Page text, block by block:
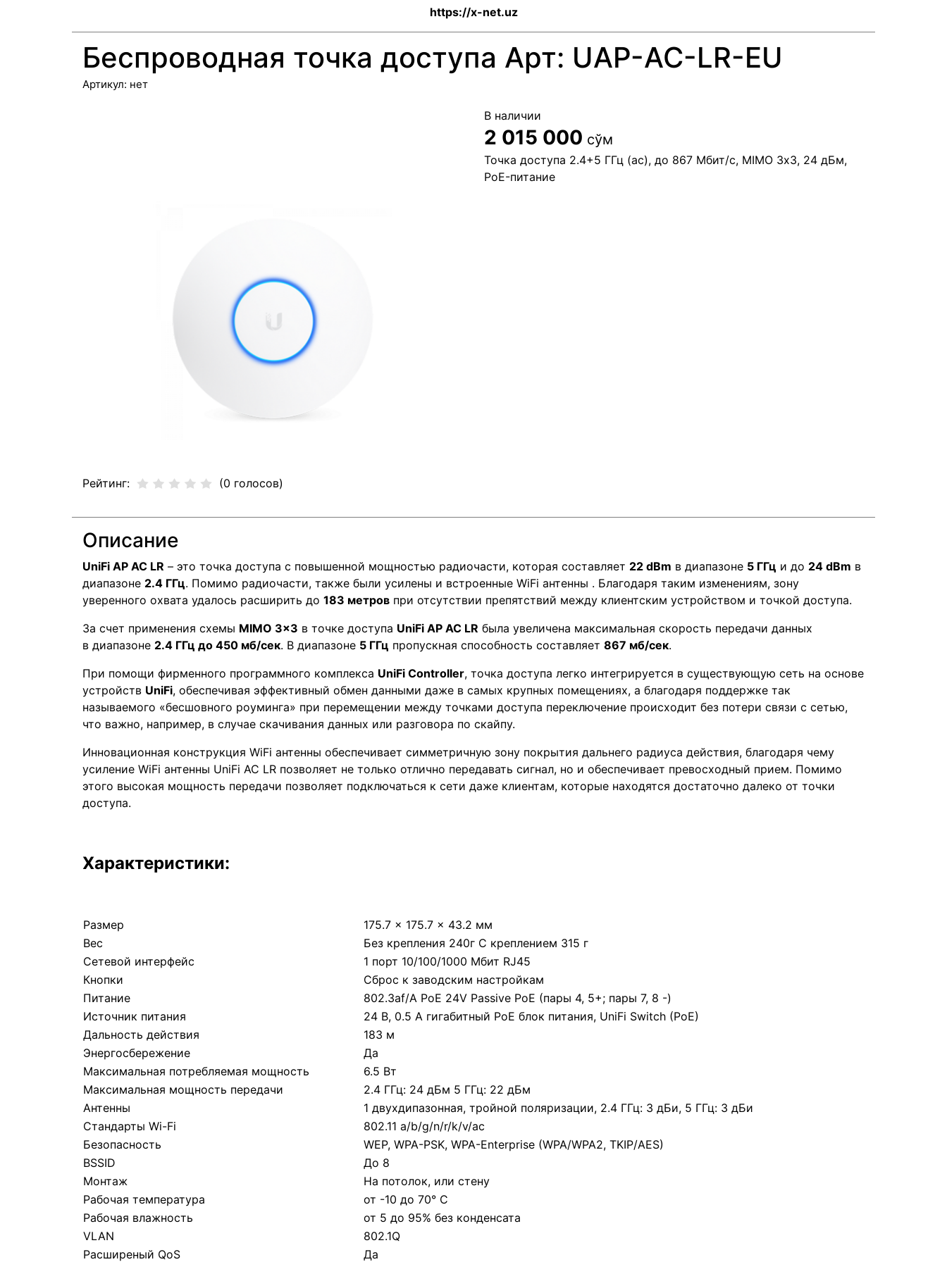
https://x-net.uz
Беспроводная точка доступа Арт: UAP-AC-LR-EU
Артикул: нет
Рейтинг: (0 голосов)
В наличии
2 015 000 сўм
Точка доступа 2.4+5 ГГц (ac), до 867 Мбит/с, MIMO 3х3, 24 дБм,
PoE-питание
Описание
UniFi AP AC LR – это точка доступа с повышенной мощностью радиочасти, которая составляет 22 dBm в диапазоне 5 ГГц и до 24 dBm в
диапазоне 2.4 ГГц. Помимо радиочасти, также были усилены и встроенные WiFi антенны . Благодаря таким изменениям, зону
уверенного охвата удалось расширить до 183 метров при отсутствии препятствий между клиентским устройством и точкой доступа.
За счет применения схемы MIMO 3×3 в точке доступа UniFi AP AC LR была увеличена максимальная скорость передачи данных
в диапазоне 2.4 ГГц до 450 мб/сек. В диапазоне 5 ГГц пропускная способность составляет 867 мб/сек.
При помощи фирменного программного комплекса UniFi Controller, точка доступа легко интегрируется в существующую сеть на основе
устройств UniFi, обеспечивая эффективный обмен данными даже в самых крупных помещениях, а благодаря поддержке так
называемого «бесшовного роуминга» при перемещении между точками доступа переключение происходит без потери связи с сетью,
что важно, например, в случае скачивания данных или разговора по скайпу.
Инновационная конструкция WiFi антенны обеспечивает симметричную зону покрытия дальнего радиуса действия, благодаря чему
усиление WiFi антенны UniFi AC LR позволяет не только отлично передавать сигнал, но и обеспечивает превосходный прием. Помимо
этого высокая мощность передачи позволяет подключаться к сети даже клиентам, которые находятся достаточно далеко от точки
доступа.
Характеристики:
Размер
175.7 x 175.7 x 43.2 мм
Вес
Без крепления 240г С креплением 315 г
Сетевой интерфейс
1 порт 10/100/1000 Мбит RJ45
Кнопки
Сброс к заводским настройкам
Питание
802.3af/A PoE 24V Passive PoE (пары 4, 5+; пары 7, 8 -)
Источник питания
24 В, 0.5 А гигабитный PoE блок питания, UniFi Switch (PoE)
Дальность действия
183 м
Энергосбережение
Да
Максимальная потребляемая мощность
6.5 Вт
Максимальная мощность передачи
2.4 ГГц: 24 дБм 5 ГГц: 22 дБм
Антенны
1 двухдипазонная, тройной поляризации, 2.4 ГГц: 3 дБи, 5 ГГц: 3 дБи
Стандарты Wi-Fi
802.11 a/b/g/n/r/k/v/ac
Безопасность
WEP, WPA-PSK, WPA-Enterprise (WPA/WPA2, TKIP/AES)
BSSID
До 8
Монтаж
На потолок, или стену
Рабочая температура
от -10 до 70° C
Рабочая влажность
от 5 до 95% без конденсата
VLAN
802.1Q
Расширеный QoS
Да